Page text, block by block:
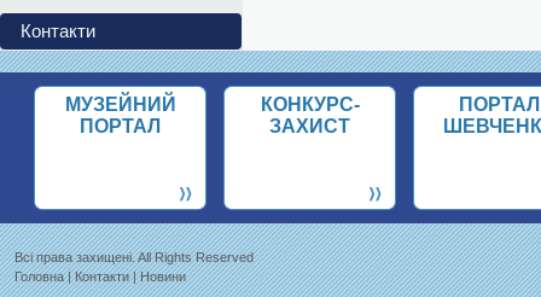
Контакти
МУЗЕЙНИЙ
ПОРТАЛ
КОНКУРС-
ЗАХИСТ
ПОРТАЛ
Всi права захищенi. All Rights Reserved
Головна |Контакти |Новини